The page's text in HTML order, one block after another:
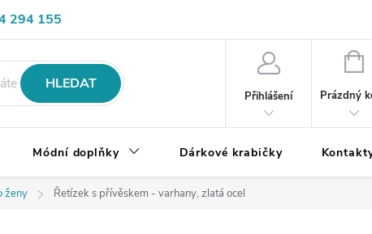
294 155
zboží
HLEDAT
Přihlášení
Prázdný
Módní doplňky Dárkové krabičky
ženy Řetízek s přívěskem - varhany, zlatá ocel